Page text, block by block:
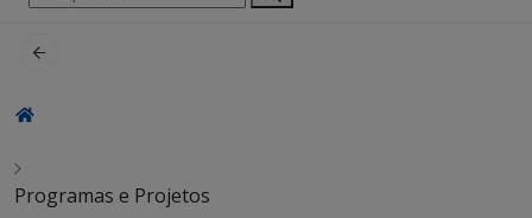
por:
Programas e Projetos